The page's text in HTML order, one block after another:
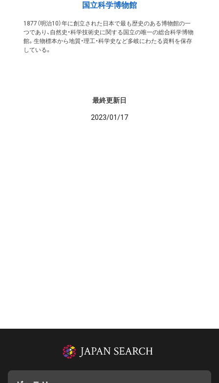
国立科学博物館
1877（明治10）年に創立された日本で最も歴史のある博物館の一
つであり、自然史・科学技術史に関する国立の唯一の総合科学博物
館。生物標本から地質・理工・科学史など多岐にわたる資料を保存
している。
最終更新日
2023/01/17